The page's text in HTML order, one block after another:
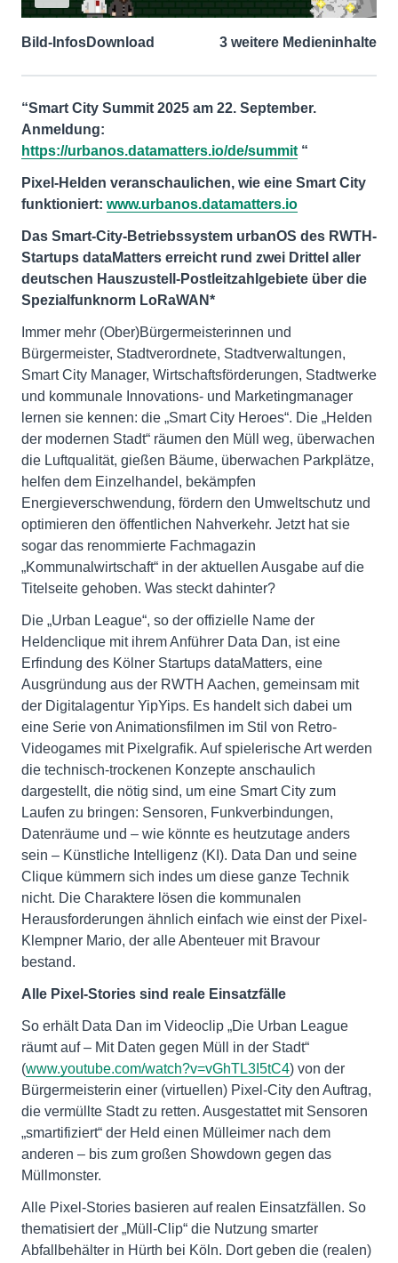
Bild-InfosDownload 3 weitere Medieninhalte
“Smart City Summit 2025 am 22. September.
Anmeldung:
https://urbanos.datamatters.io/de/summit “
Pixel-Helden veranschaulichen, wie eine Smart City
funktioniert: www.urbanos.datamatters.io
Das Smart-City-Betriebssystem urbanOS des RWTH-
Startups dataMatters erreicht rund zwei Drittel aller
deutschen Hauszustell-Postleitzahlgebiete über die
Spezialfunknorm LoRaWAN*
Immer mehr (Ober)Bürgermeisterinnen und
Bürgermeister, Stadtverordnete, Stadtverwaltungen,
Smart City Manager, Wirtschaftsförderungen, Stadtwerke
und kommunale Innovations- und Marketingmanager
lernen sie kennen: die „Smart City Heroes“. Die „Helden
der modernen Stadt“ räumen den Müll weg, überwachen
die Luftqualität, gießen Bäume, überwachen Parkplätze,
helfen dem Einzelhandel, bekämpfen
Energieverschwendung, fördern den Umweltschutz und
optimieren den öffentlichen Nahverkehr. Jetzt hat sie
sogar das renommierte Fachmagazin
„Kommunalwirtschaft“ in der aktuellen Ausgabe auf die
Titelseite gehoben. Was steckt dahinter?
Die „Urban League“, so der offizielle Name der
Heldenclique mit ihrem Anführer Data Dan, ist eine
Erfindung des Kölner Startups dataMatters, eine
Ausgründung aus der RWTH Aachen, gemeinsam mit
der Digitalagentur YipYips. Es handelt sich dabei um
eine Serie von Animationsfilmen im Stil von Retro-
Videogames mit Pixelgrafik. Auf spielerische Art werden
die technisch-trockenen Konzepte anschaulich
dargestellt, die nötig sind, um eine Smart City zum
Laufen zu bringen: Sensoren, Funkverbindungen,
Datenräume und – wie könnte es heutzutage anders
sein – Künstliche Intelligenz (KI). Data Dan und seine
Clique kümmern sich indes um diese ganze Technik
nicht. Die Charaktere lösen die kommunalen
Herausforderungen ähnlich einfach wie einst der Pixel-
Klempner Mario, der alle Abenteuer mit Bravour
bestand.
Alle Pixel-Stories sind reale Einsatzfälle
So erhält Data Dan im Videoclip „Die Urban League
räumt auf – Mit Daten gegen Müll in der Stadt“
(www.youtube.com/watch?v=vGhTL3I5tC4) von der
Bürgermeisterin einer (virtuellen) Pixel-City den Auftrag,
die vermüllte Stadt zu retten. Ausgestattet mit Sensoren
„smartifiziert“ der Held einen Mülleimer nach dem
anderen – bis zum großen Showdown gegen das
Müllmonster.
Alle Pixel-Stories basieren auf realen Einsatzfällen. So
thematisiert der „Müll-Clip“ die Nutzung smarter
Abfallbehälter in Hürth bei Köln. Dort geben die (realen)